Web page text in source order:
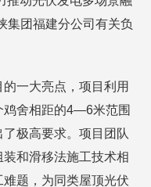
集团福建分公司有关负
一大亮点，项目利用
鸡舍相距的4—6米范围
极高要求。项目团队
和滑移法施工技术相
题，为同类屋顶光伏